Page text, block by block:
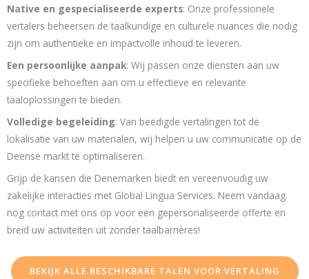
Native en gespecialiseerde experts: Onze professionele
vertalers beheersen de taalkundige en culturele nuances die nodig
zijn om authentieke en impactvolle inhoud te leveren.
Een persoonlijke aanpak: Wij passen onze diensten aan uw
specifieke behoeften aan om u effectieve en relevante
taaloplossingen te bieden.
Volledige begeleiding: Van beëdigde vertalingen tot de
lokalisatie van uw materialen, wij helpen u uw communicatie op de
Deense markt te optimaliseren.
Grijp de kansen die Denemarken biedt en vereenvoudig uw
zakelijke interacties met Global Lingua Services. Neem vandaag
nog contact met ons op voor een gepersonaliseerde offerte en
breid uw activiteiten uit zonder taalbarrières!
BEKIJK ALLE BESCHIKBARE TALEN VOOR VERTALING